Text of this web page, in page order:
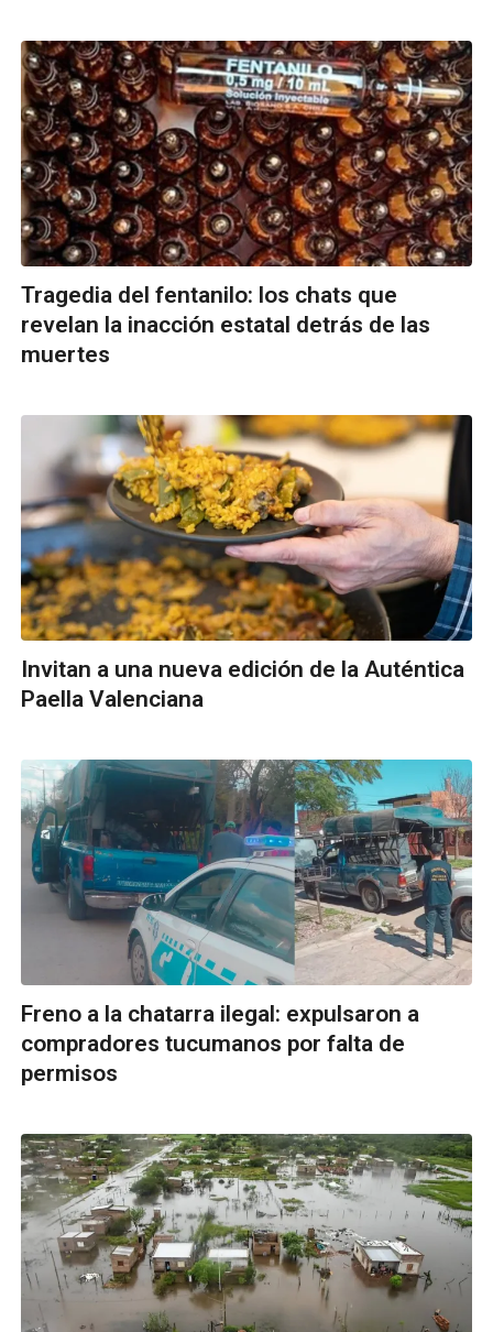
Tragedia del fentanilo: los chats que
revelan la inacción estatal detrás de las
muertes
Invitan a una nueva edición de la Auténtica
Paella Valenciana
Freno a la chatarra ilegal: expulsaron a
compradores tucumanos por falta de
permisos